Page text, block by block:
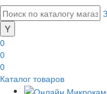
0
0
0
Каталог товаров